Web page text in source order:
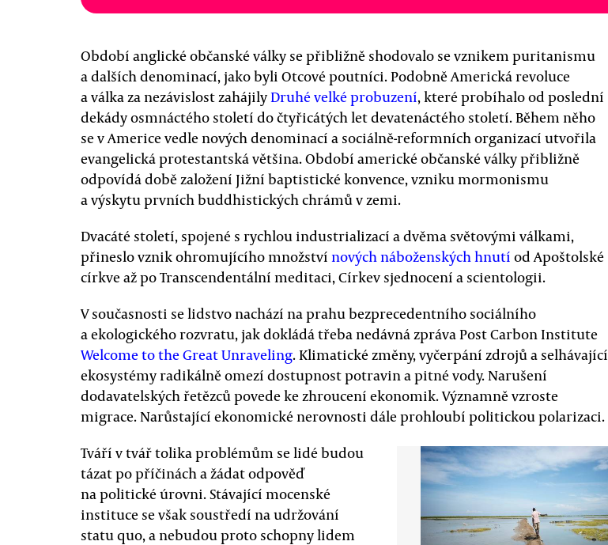
Období anglické občanské války se přibližně shodovalo se vznikem puritanismu
a dalších denominací, jako byli Otcové poutníci. Podobně Americká revoluce
a válka za nezávislost zahájilyDruhé velké probuzení, které probíhalo od poslední
dekády osmnáctého století do čtyřicátých let devatenáctého století. Během něho
se v Americe vedle nových denominací a sociálně-reformních organizací utvořila
evangelická protestantská většina. Období americké občanské války přibližně
odpovídá době založení Jižní baptistické konvence, vzniku mormonismu
a výskytu prvních buddhistických chrámů v zemi.
Dvacáté století, spojené s rychlou industrializací a dvěma světovými válkami,
přineslo vznik ohromujícího množství nových náboženských hnutí od Apoštolské
církve až po Transcendentální meditaci, Církev sjednocení a scientologii.
V současnosti se lidstvo nachází na prahu bezprecedentního sociálního
a ekologického rozvratu, jak dokládá třeba nedávná zpráva Post Carbon Institute
Welcome to the Great Unraveling. Klimatické změny, vyčerpání zdrojů a selhávající
ekosystémy radikálně omezí dostupnost potravin a pitné vody. Narušení
dodavatelských řetězců povede ke zhroucení ekonomik. Významně vzroste
migrace. Narůstající ekonomické nerovnosti dále prohloubí politickou polarizaci.
Tváří v tvář tolika problémům se lidé budou
tázat po příčinách a žádat odpověď
na politické úrovni. Stávající mocenské
instituce se však soustředí na udržování
statu quo, a nebudou proto schopny lidem